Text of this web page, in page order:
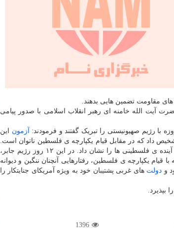
مقاومت تضمین هایی بدهند.
آیت الله خامنه ای رهبر انقلاب اسلامی با صدور پیامی
با رژیم صهیونیستی را تبریک گفتند و فرمودند:
آزمون این
داد که در مقابل قیام یکپارچه ی فلسطین ناتوان است.
آزمون همکاری قدس و کرانه ی باختری با غزه و اراضی ۴۸ و اردوگاه ها، راه حل آینده ی فلسطینی ها را نشان داد. در این ۱۲ روز رژیم جابر،
قیام یکپارچه ی فلسطین، رفتارهایی آنچنان ننگین و دیوانه
و دولت های غربی پشتیبان خود به ویژه آمریکای جنایتکار را
1396